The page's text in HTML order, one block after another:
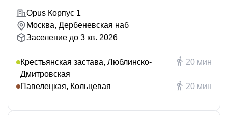
Opus Корпус 1
Москва, Дербеневская наб
Заселение до 3 кв. 2026
Крестьянская застава, Люблинско-
Дмитровская
20 мин
Павелецкая, Кольцевая 20 мин